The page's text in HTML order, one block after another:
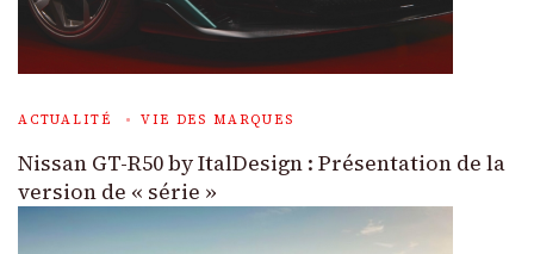
ACTUALITÉ VIE DES MARQUES
Nissan GT-R50 by ItalDesign : Présentation de la
version de « série »